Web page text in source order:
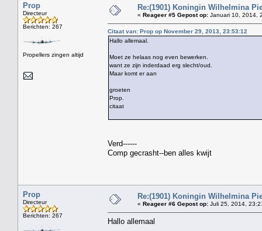
Prop
Directeur
Berichten: 267
Propellers zingen altijd
Re:(1901) Koningin Wilhelmina
« Reageer #5 Gepost op: Januari 10, 2014,
Citaat van: Prop op November 29, 2013, 23:53:12
Hallo allemaal.
Moet ze helaas nog even bewerken.
want ze zijn inderdaad erg slecht/oud.
Maar komt er aan
groeten
Prop.
citaat
Verd------
Comp gecrasht--ben alles kwijt
Prop
Directeur
Berichten: 267
Re:(1901) Koningin Wilhelmina
« Reageer #6 Gepost op: Juli 25, 2014,
Hallo allemaal